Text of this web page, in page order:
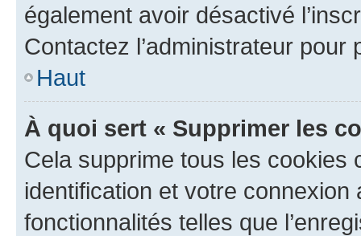
également avoir désactivé
Contactez l’administrateur
Haut
À quoi sert « Supprimer les
Cela supprime tous les cookies
identification et votre
fonctionnalités telles que